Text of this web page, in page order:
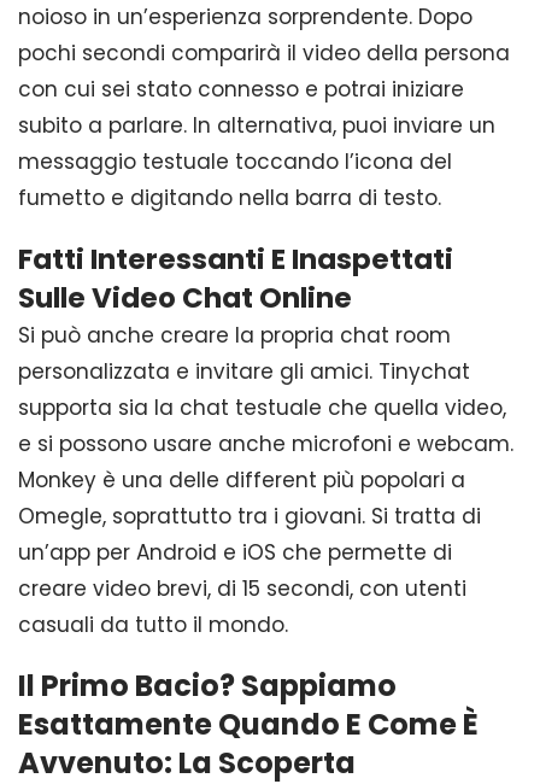
noioso in un’esperienza sorprendente. Dopo
pochi secondi comparirà il video della persona
con cui sei stato connesso e potrai iniziare
subito a parlare. In alternativa, puoi inviare un
messaggio testuale toccando l’icona del
fumetto e digitando nella barra di testo.
Fatti Interessanti E Inaspettati
Sulle Video Chat Online
Si può anche creare la propria chat room
personalizzata e invitare gli amici. Tinychat
supporta sia la chat testuale che quella video,
e si possono usare anche microfoni e webcam.
Monkey è una delle different più popolari a
Omegle, soprattutto tra i giovani. Si tratta di
un’app per Android e iOS che permette di
creare video brevi, di 15 secondi, con utenti
casuali da tutto il mondo.
Il Primo Bacio? Sappiamo
Esattamente Quando E Come È
Avvenuto: La Scoperta